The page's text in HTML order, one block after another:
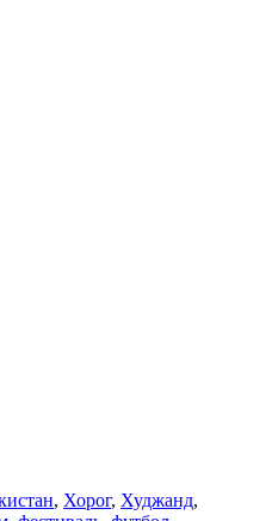
, Хорог, Худжанд,